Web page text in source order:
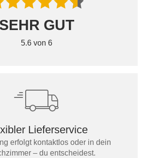
SEHR GUT
5.6 von 6
Lieferservice
erfolgt kontaktlos oder in dein
– du entscheidest.